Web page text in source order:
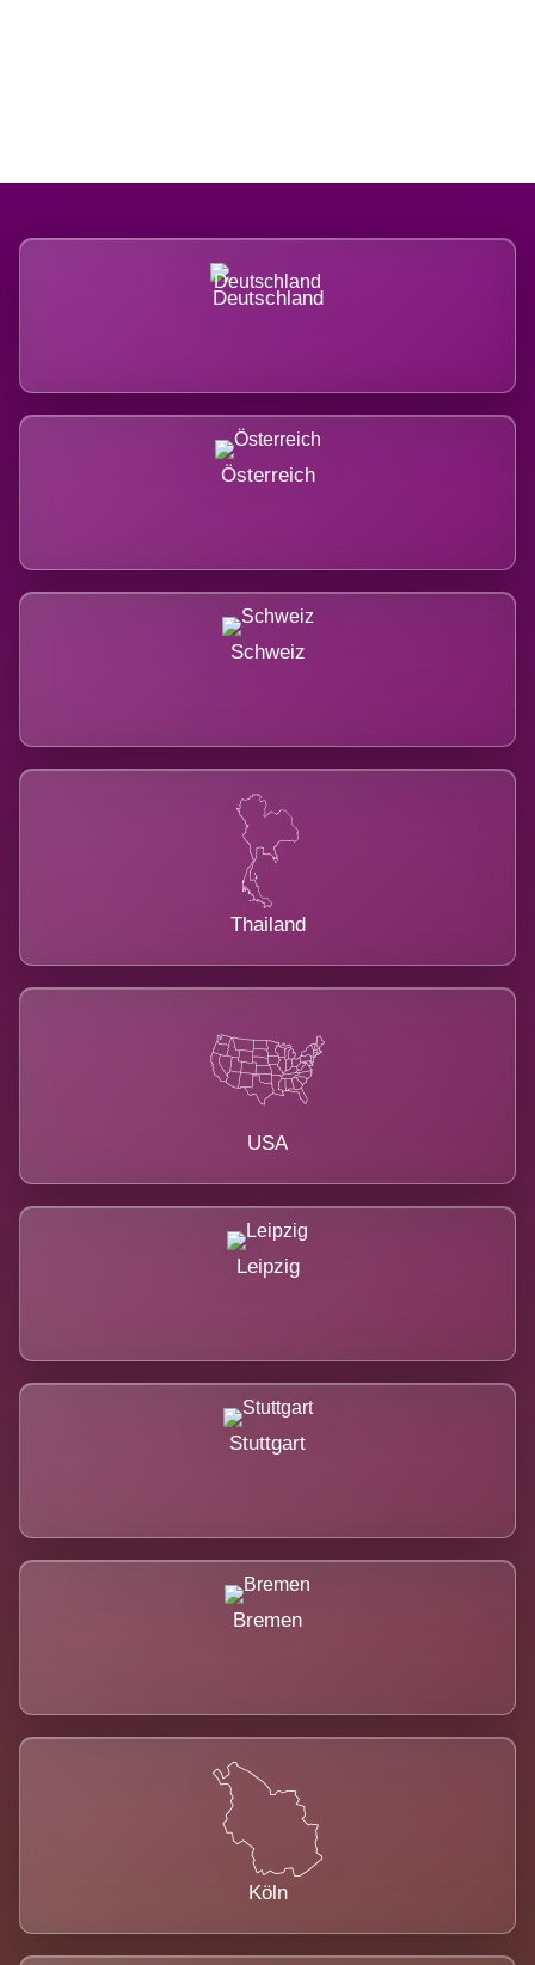
Deutschland
Österreich
Schweiz
Thailand
USA
Leipzig
Stuttgart
Bremen
Köln